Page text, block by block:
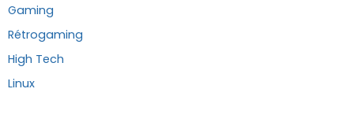
Gaming
Rétrogaming
High Tech
Linux